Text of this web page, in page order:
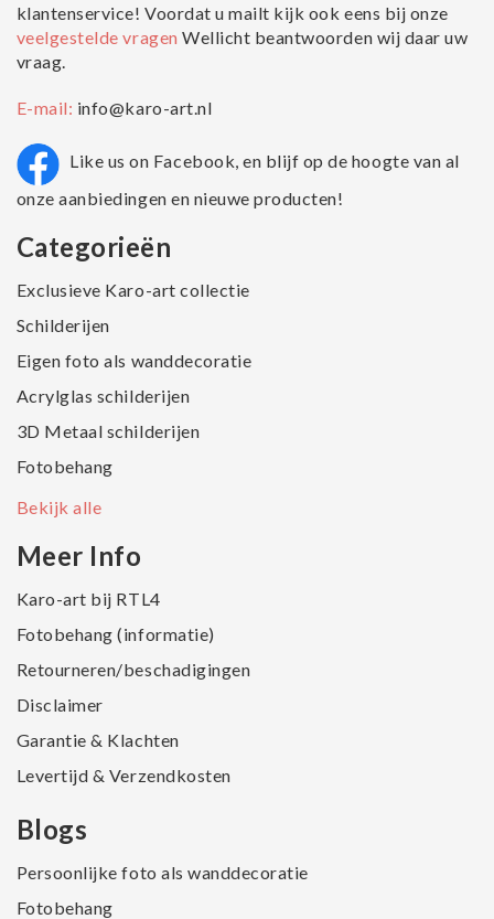
klantenservice! Voordat u mailt kijk ook eens bij onze
veelgestelde vragenWellicht beantwoorden wij daar uw
vraag.
E-mail: info@karo-art.nl
Like us on Facebook, en blijf op de hoogte van al
onze aanbiedingen en nieuwe producten!
Categorieën
Exclusieve Karo-art collectie
Schilderijen
Eigen foto als wanddecoratie
Acrylglas schilderijen
3D Metaal schilderijen
Fotobehang
Bekijk alle
Meer Info
Karo-art bij RTL4
Fotobehang (informatie)
Retourneren/beschadigingen
Disclaimer
Garantie & Klachten
Levertijd & Verzendkosten
Blogs
Persoonlijke foto als wanddecoratie
Fotobehang